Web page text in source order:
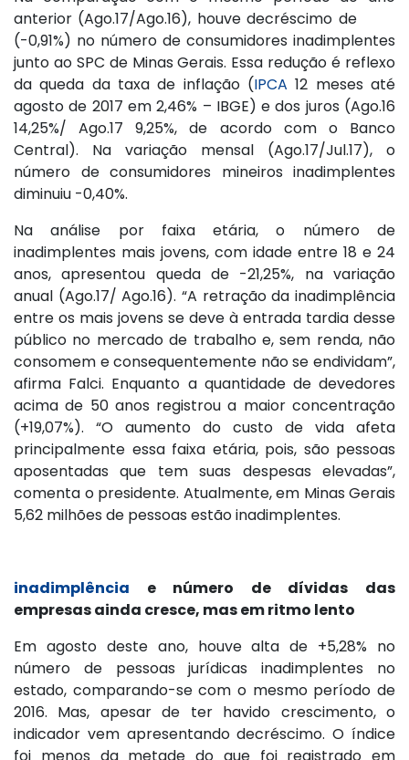
anterior (Ago.17/Ago.16), houve decréscimo de
(-0,91%) no número de consumidores inadimplentes
junto ao SPC de Minas Gerais. Essa redução é reflexo
da queda da taxa de inflação (IPCA 12 meses até
agosto de 2017 em 2,46% – IBGE) e dos juros (Ago.16
14,25%/ Ago.17 9,25%, de acordo com o Banco
Central). Na variação mensal (Ago.17/Jul.17), o
número de consumidores mineiros inadimplentes
diminuiu -0,40%.
Na análise por faixa etária, o número de
inadimplentes mais jovens, com idade entre 18 e 24
anos, apresentou queda de -21,25%, na variação
anual (Ago.17/ Ago.16). “A retração da inadimplência
entre os mais jovens se deve à entrada tardia desse
público no mercado de trabalho e, sem renda, não
consomem e consequentemente não se endividam”,
afirma Falci. Enquanto a quantidade de devedores
acima de 50 anos registrou a maior concentração
(+19,07%). “O aumento do custo de vida afeta
principalmente essa faixa etária, pois, são pessoas
aposentadas que tem suas despesas elevadas”,
comenta o presidente. Atualmente, em Minas Gerais
5,62 milhões de pessoas estão inadimplentes.
inadimplência e número de dívidas das
empresas ainda cresce, mas em ritmo lento
Em agosto deste ano, houve alta de +5,28% no
número de pessoas jurídicas inadimplentes no
estado, comparando-se com o mesmo período de
2016. Mas, apesar de ter havido crescimento, o
indicador vem apresentando decréscimo. O índice